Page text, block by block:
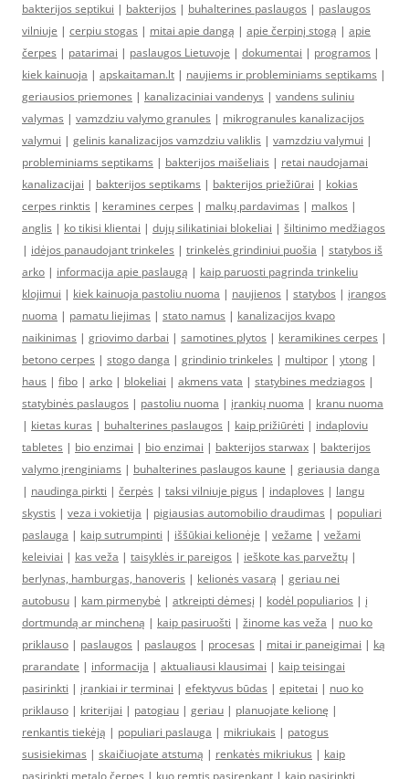
bakterijos septikui | bakterijos | buhalterines paslaugos | paslaugos
vilniuje | cerpiu stogas | mitai apie dangą | apie čerpinį stogą | apie
čerpes | patarimai | paslaugos Lietuvoje | dokumentai | programos |
kiek kainuoja | apskaitaman.lt | naujiems ir probleminiams septikams |
geriausios priemones | kanalizaciniai vandenys | vandens suliniu
valymas | vamzdziu valymo granules | mikrogranules kanalizacijos
valymui | gelinis kanalizacijos vamzdziu valiklis | vamzdziu valymui |
probleminiams septikams | bakterijos maišeliais | retai naudojamai
kanalizacijai | bakterijos septikams | bakterijos priežiūrai | kokias
cerpes rinktis | keramines cerpes | malkų pardavimas | malkos |
anglis | ko tikisi klientai | dujų silikatiniai blokeliai | šiltinimo medžiagos
| idėjos panaudojant trinkeles | trinkelės grindiniui puošia | statybos iš
arko | informacija apie paslaugą | kaip paruosti pagrinda trinkeliu
klojimui | kiek kainuoja pastoliu nuoma | naujienos | statybos | įrangos
nuoma | pamatu liejimas | stato namus | kanalizacijos kvapo
naikinimas | griovimo darbai | samotines plytos | keramikines cerpes |
betono cerpes | stogo danga | grindinio trinkeles | multipor | ytong |
haus | fibo | arko | blokeliai | akmens vata | statybines medziagos |
statybinės paslaugos | pastoliu nuoma | įrankių nuoma | kranu nuoma
| kietas kuras | buhalterines paslaugos | kaip prižiūrėti | indaploviu
tabletes | bio enzimai | bio enzimai | bakterijos starwax | bakterijos
valymo įrenginiams | buhalterines paslaugos kaune | geriausia danga
| naudinga pirkti | čerpės | taksi vilniuje pigus | indaploves | langu
skystis | veza i vokietija | pigiausias automobilio draudimas | populiari
paslauga | kaip sutrumpinti | iššūkiai kelionėje | vežame | vežami
keleiviai | kas veža | taisyklės ir pareigos | ieškote kas parvežtų |
berlynas, hamburgas, hanoveris | kelionės vasarą | geriau nei
autobusu | kam pirmenybė | atkreipti dėmesį | kodėl populiarios | į
dortmundą ar mincheną | kaip pasiruošti | žinome kas veža | nuo ko
priklauso | paslaugos | paslaugos | procesas | mitai ir paneigimai | ką
prarandate | informacija | aktualiausi klausimai | kaip teisingai
pasirinkti | įrankiai ir terminai | efektyvus būdas | epitetai | nuo ko
priklauso | kriterijai | patogiau | geriau | planuojate kelionę |
renkantis tiekėją | populiari paslauga | mikriukais | patogus
susisiekimas | skaičiuojate atstumą | renkatės mikriukus | kaip
pasirinkti metalo čerpes | kuo remtis pasirenkant | kaip pasirinkti